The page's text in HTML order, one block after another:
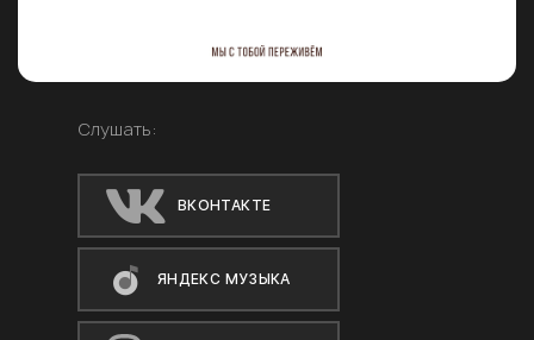
Слушать:
ВКОНТАКТЕ
ЯНДЕКС МУЗЫКА